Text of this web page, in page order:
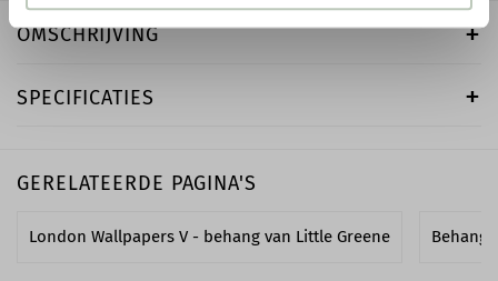
OMSCHRIJVING
SPECIFICATIES
GERELATEERDE PAGINA'S
London Wallpapers V - behang van Little Greene Behang